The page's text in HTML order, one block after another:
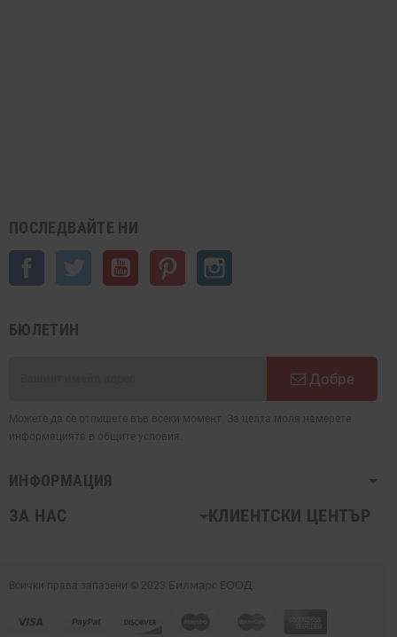
ПОСЛЕДВАЙТЕ НИ
Facebook Twitter YouTube Pinterest
БЮЛЕТИН
Добре
Можете да се отпишете във всеки момент. За целта моля намерете
информацията в общите условия.
ИНФОРМАЦИЯ
ЗА НАС КЛИЕНТСКИ ЦЕНТЪР